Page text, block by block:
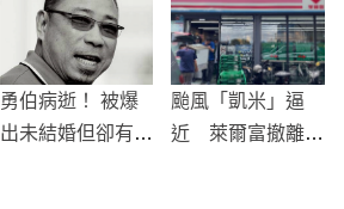
0元笑談菜籃族
勇伯病逝！ 被爆
出未結婚但卻有兒
颱風「凱米」逼
近 萊爾富撤離三